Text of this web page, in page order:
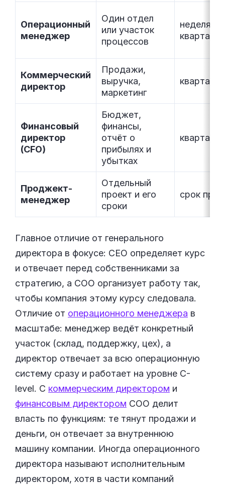
Операционный
менеджер
Один отдел
или участок
процессов
неделя–
квартал
Коммерческий
директор
Продажи,
выручка,
маркетинг
Финансовый
директор
(CFO)
Бюджет,
финансы,
отчёт о
прибылях и
убытках
Проджект-
менеджер
Отдельный
проект и его
сроки
срок
Главное отличие от генерального
директора в фокусе: CEO определяет курс
и отвечает перед собственниками за
стратегию, а COO организует работу так,
чтобы компания этому курсу следовала.
Отличие от операционного менеджера в
масштабе: менеджер ведёт конкретный
участок (склад, поддержку, цех), а
директор отвечает за всю операционную
систему сразу и работает на уровне C-
level. С коммерческим директором и
финансовым директором COO делит
власть по функциям: те тянут продажи и
деньги, он отвечает за внутреннюю
машину компании. Иногда операционного
директора называют исполнительным
директором, хотя в части компаний